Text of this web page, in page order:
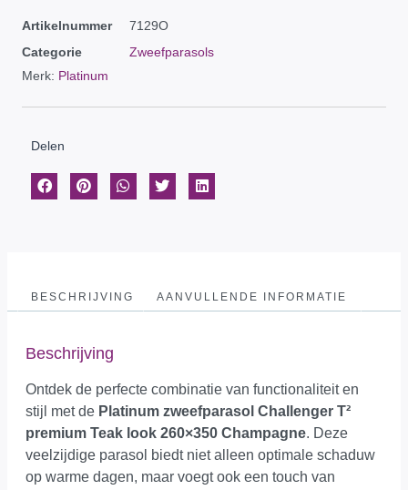
Artikelnummer
7129O
Categorie
Zweefparasols
Merk: Platinum
Delen
BESCHRIJVING AANVULLENDE INFORMATIE
Beschrijving
Ontdek de perfecte combinatie van functionaliteit en
stijl met de Platinum zweefparasol Challenger T²
premium Teak look 260×350 Champagne. Deze
veelzijdige parasol biedt niet alleen optimale schaduw
op warme dagen, maar voegt ook een touch van